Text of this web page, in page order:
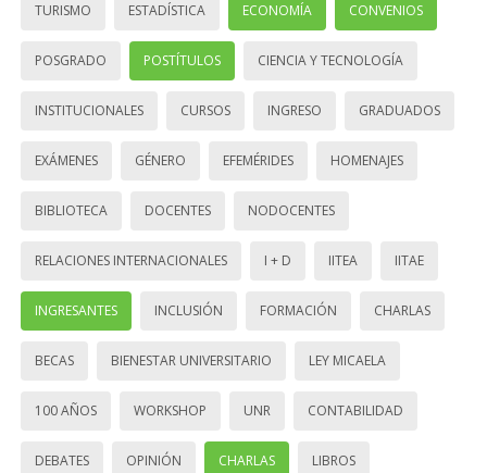
TURISMO ESTADÍSTICA ECONOMÍA CONVENIOS
POSGRADO POSTÍTULOS CIENCIA Y TECNOLOGÍA
INSTITUCIONALES CURSOS INGRESO GRADUADOS
EXÁMENES GÉNERO EFEMÉRIDES HOMENAJES
BIBLIOTECA DOCENTES NODOCENTES
RELACIONES INTERNACIONALES I + D IITEA IITAE
INGRESANTES INCLUSIÓN FORMACIÓN CHARLAS
BECAS BIENESTAR UNIVERSITARIO LEY MICAELA
100 AÑOS WORKSHOP UNR CONTABILIDAD
DEBATES OPINIÓN CHARLAS LIBROS